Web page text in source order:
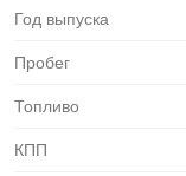
Год выпуска
Пробег
Топливо
КПП